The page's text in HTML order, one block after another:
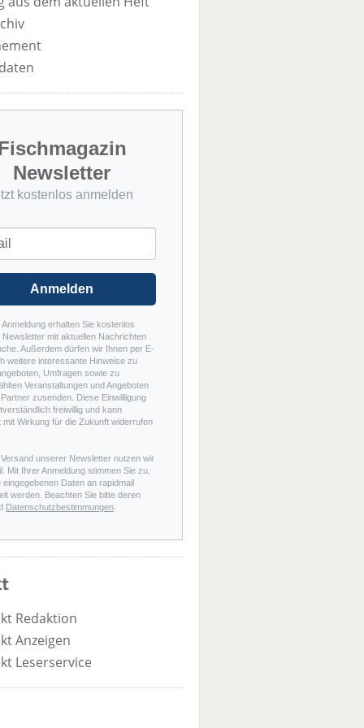
Newsletter
kostenlos anmelden
Anmelden
Anmeldung erhalten Sie kostenlos
Newsletter mit aktuellen Nachrichten
Außerdem dürfen wir Ihnen per E-
weitere interessante Hinweise zu
Umfragen sowie zu
Veranstaltungen und Angeboten
zusenden. Diese Einwilligung
freiwillig und kann
mit Wirkung für die Zukunft widerrufen
Versand unserer Newsletter nutzen wir
Mit Ihrer Anmeldung stimmen Sie zu,
eingegebenen Daten an rapidmail
werden. Beachten Sie bitte deren
Datenschutzbestimmungen
Redaktion
Anzeigen
Leserservice